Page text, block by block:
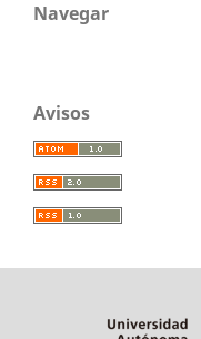
Navegar
Avisos